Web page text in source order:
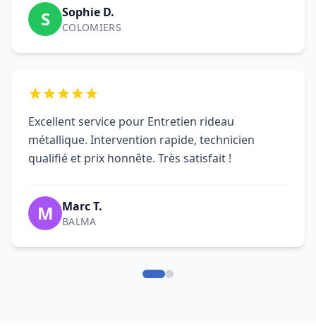
M Marc T.
BALMA
FAQ Entretien Rideau
Métallique Toulouse - DRM
Questions fréquentes sur l'entretien et la
maintenance de rideaux métalliques à
Toulouse